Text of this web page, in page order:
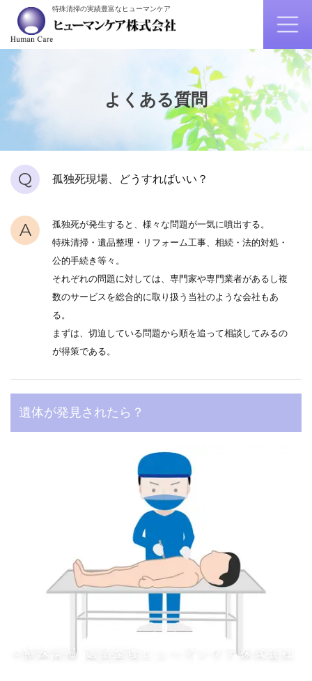
特殊清掃の実績豊富なヒューマンケア
よくある質問
Q 孤独死現場、どうすればいい？
A
孤独死が発生すると、様々な問題が一気に噴出する。
特殊清掃・遺品整理・リフォーム工事、相続・法的対処・
公的手続き等々。
それぞれの問題に対しては、専門家や専門業者があるし複
数のサービスを総合的に取り扱う当社のような会社もあ
る。
まずは、切迫している問題から順を追って相談してみるの
が得策である。
遺体が発見されたら？